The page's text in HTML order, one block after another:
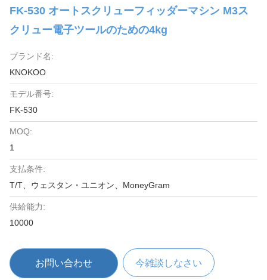
FK-530 オートスクリューフィッダーマシン M3ス
クリュー電子ツールのための4kg
ブランド名:
KNOKOO
モデル番号:
FK-530
MOQ:
1
支払条件:
T/T、ウェスタン・ユニオン、MoneyGram
供給能力:
10000
お問い合わせ 今雑談しなさい